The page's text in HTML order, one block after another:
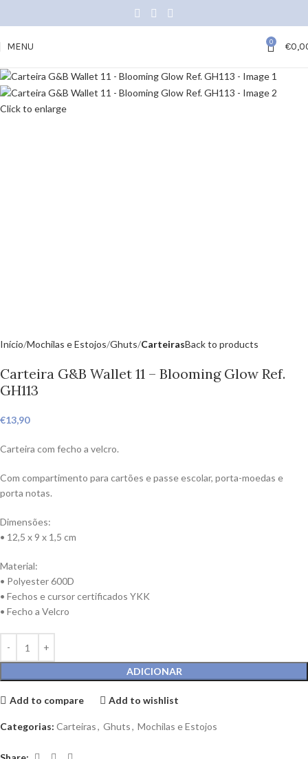
MENU 0 €
Click to enlarge
Início Mochilas e Estojos Ghuts CarteirasBack to products
Carteira G&B Wallet 11 – Blooming Glow Ref.
GH113
€13,90
Carteira com fecho a velcro.
Com compartimento para cartões e passe escolar, porta-moedas e
porta notas.
Dimensões:
• 12,5 x 9 x 1,5 cm
Material:
• Polyester 600D
• Fechos e cursor certificados YKK
• Fecho a Velcro
ADICIONAR
Add to compare Add to wishlist
Categorias: Carteiras, Ghuts, Mochilas e Estojos